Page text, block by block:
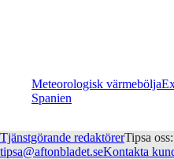
Meteorologisk värmebölja
Spanien
Tjänstgörande redaktörerTipsa
tipsa@aftonbladet.seKontakta